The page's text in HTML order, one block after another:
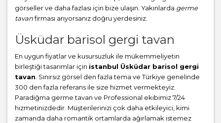
görseller ve daha fazlası için bize ulaşın. Yakınlarda germe
tavanfirması arıyorsanız doğru yerdesiniz.
Üsküdar barisol gergi tavan
En uygun fiyatlar ve kusursuzluk ile mükemmeliyetin
birleştiği tasarımlar için istanbul Üsküdar barisol gergi
tavan . Sınırsız görsel den fazla tema ve Türkiye genelinde
300 den fazla referans ile size hizmet vermekteyiz.
Paradiğma germe tavan ve Professional ekibimiz 7/24
hizmetinizdedir. Müşterilerinizi çok daha etkileyici, kimi
zamanda daha romantik ortamlarda ağırlamak istemez